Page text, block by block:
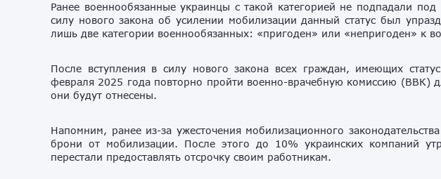
Ранее военнообязанные украинцы с такой категорией не подпадали
силу нового закона об усилении мобилизации данный статус был
лишь две категории военнообязанных: «пригоден» или «непригоден» к
После вступления в силу нового закона всех граждан, имеющих
февраля 2025 года повторно пройти военно-врачебную комиссию (ВВК)
они будут отнесены.
Напомним, ранее из-за ужесточения мобилизационного
брони от мобилизации. После этого до 10% украинских компаний
перестали предоставлять отсрочку своим работникам.